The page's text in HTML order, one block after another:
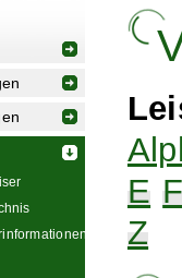
E F
Z